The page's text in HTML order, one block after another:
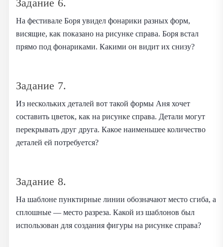
Задание 6.
На фестивале Боря увидел фонарики разных форм,
висящие, как показано на рисунке справа. Боря встал
прямо под фонариками. Какими он видит их снизу?
Задание 7.
Из нескольких деталей вот такой формы Аня хочет
составить цветок, как на рисунке справа. Детали могут
перекрывать друг друга. Какое наименьшее количество
деталей ей потребуется?
Задание 8.
На шаблоне пунктирные линии обозначают место сгиба, а
сплошные — место разреза. Какой из шаблонов был
использован для создания фигуры на рисунке справа?